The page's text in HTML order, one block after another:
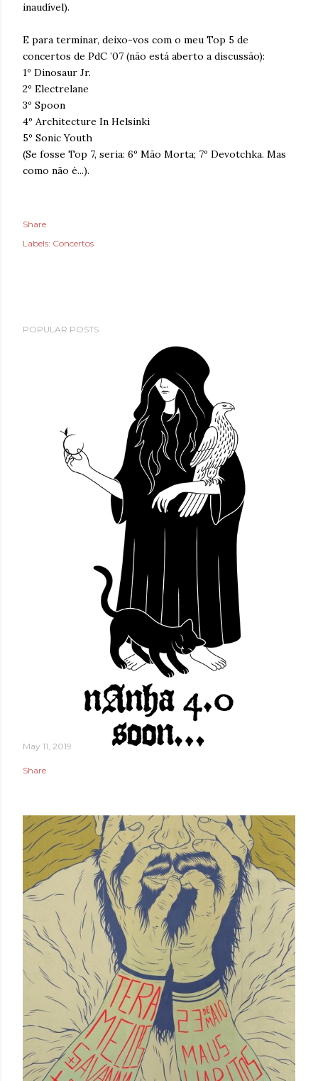
inaudível).
E para terminar, deixo-vos com o meu Top 5 de
concertos de PdC ’07 (não está aberto a discussão):
1º Dinosaur Jr.
2º Electrelane
3º Spoon
4º Architecture In Helsinki
5º Sonic Youth
(Se fosse Top 7, seria: 6º Mão Morta; 7º Devotchka. Mas
como não é...).
Share
Labels: Concertos
POPULAR POSTS
May 11, 2019
Share